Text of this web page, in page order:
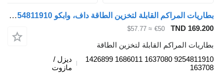
بطاريات المراكم القابلة لتخزين الطاقة داف، وابكو xf106 (01.14-) 9254811910 لـ السيارات القاطرة DAF XF106 (2014-)
TND 169.200
€50
≈ $57.77
بطاريات المراكم القابلة لتخزين الطاقة
9254811910 1637080 1686011 1426899
163708
ديزل /
مازوت